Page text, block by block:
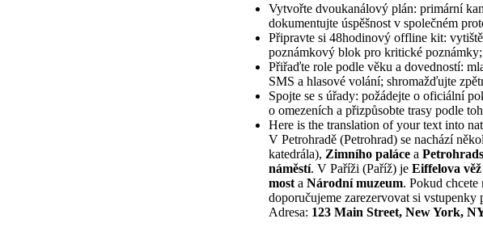
Vytvořte dvoukanálový plán: primární
dokumentujte úspěšnost v společném
Připravte si 48hodinový offline kit:
poznámkový blok pro kritické
Přiřaďte role podle věku a dovedností:
SMS a hlasové volání; shromažďujte
Spojte se s úřady: požádejte o oficiální
o omezeních a přizpůsobte trasy podle
Here is the translation of your text into
V Petrohradě (Petrohrad) se nachází
katedrála), Zimního paláce a
náměstí. V Paříži (Paříž) je Eiffelova věž
most a Národní muzeum. Pokud chcete
doporučujeme zarezervovat si
Adresa: 123 Main Street, New York,